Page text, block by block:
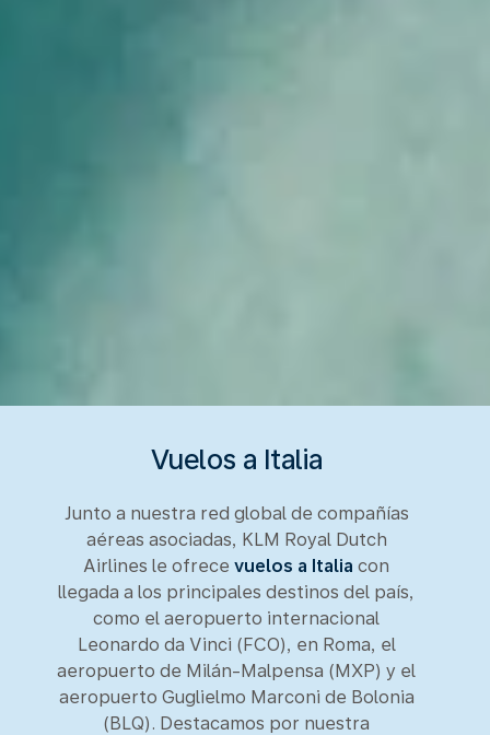
Vuelos a Italia
Junto a nuestra red global de compañías
aéreas asociadas, KLM Royal Dutch
Airlines le ofrece vuelos a Italia con
llegada a los principales destinos del país,
como el aeropuerto internacional
Leonardo da Vinci (FCO), en Roma, el
aeropuerto de Milán-Malpensa (MXP) y el
aeropuerto Guglielmo Marconi de Bolonia
(BLQ). Destacamos por nuestra